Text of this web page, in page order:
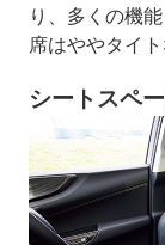
り、多くの機
席はややタイト
シートスペ